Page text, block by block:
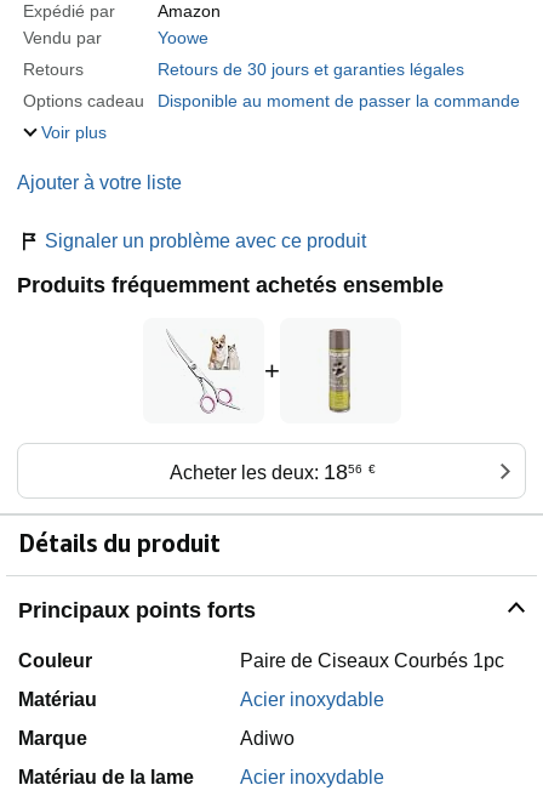
Expédié par
Amazon
Vendu par
Yoowe
Retours
Retours de 30 jours et garanties légales
Options cadeau
Disponible au moment de passer la commande
Voir plus
Ajouter à votre liste
Signaler un problème avec ce produit
Produits fréquemment achetés ensemble
+
Acheter les deux: 1856 €
Détails du produit
Principaux points forts
Couleur
Paire de Ciseaux Courbés 1pc
Matériau
Acier inoxydable
Marque
Adiwo
Matériau de la lame
Acier inoxydable